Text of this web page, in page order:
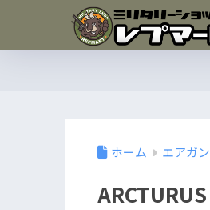
ホーム エアガ